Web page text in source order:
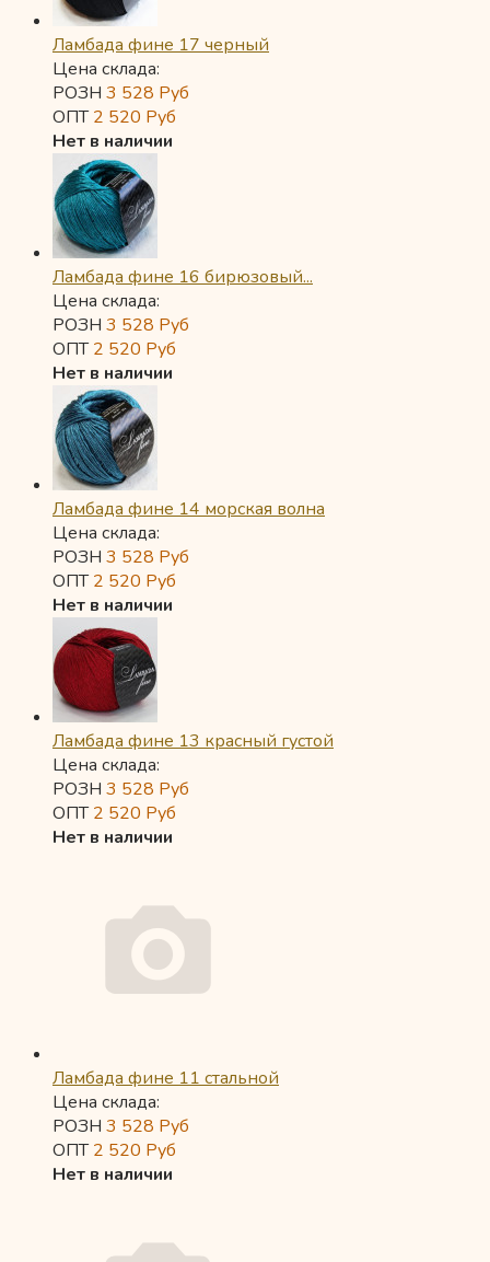
Ламбада фине 17 черный
Цена склада:
РОЗН 3 528 Руб
ОПТ2 520 Руб
Нет в наличии
Ламбада фине 16 бирюзовый...
Цена склада:
РОЗН 3 528 Руб
ОПТ2 520 Руб
Нет в наличии
Ламбада фине 14 морская волна
Цена склада:
РОЗН 3 528 Руб
ОПТ2 520 Руб
Нет в наличии
Ламбада фине 13 красный густой
Цена склада:
РОЗН 3 528 Руб
ОПТ2 520 Руб
Нет в наличии
Ламбада фине 11 стальной
Цена склада:
РОЗН 3 528 Руб
ОПТ2 520 Руб
Нет в наличии